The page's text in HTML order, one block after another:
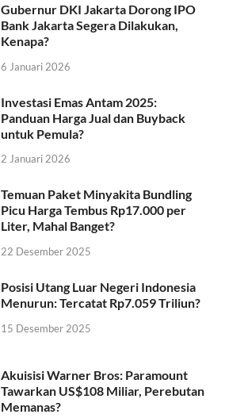
Gubernur DKI Jakarta Dorong IPO
Bank Jakarta Segera Dilakukan,
Kenapa?
6 Januari 2026
Investasi Emas Antam 2025:
Panduan Harga Jual dan Buyback
untuk Pemula?
2 Januari 2026
Temuan Paket Minyakita Bundling
Picu Harga Tembus Rp17.000 per
Liter, Mahal Banget?
22 Desember 2025
Posisi Utang Luar Negeri Indonesia
Menurun: Tercatat Rp7.059 Triliun?
15 Desember 2025
Akuisisi Warner Bros: Paramount
Tawarkan US$108 Miliar, Perebutan
Memanas?